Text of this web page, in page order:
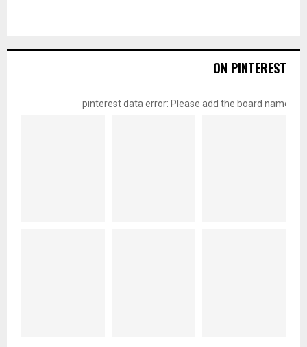
ON PINTEREST
pinterest data error: Please add the board name